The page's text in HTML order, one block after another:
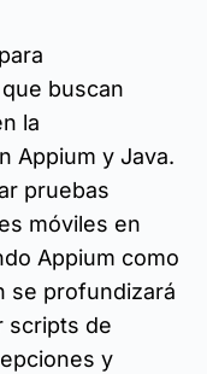
buscan
la
Appium y Java.
pruebas
móviles en
Appium como
se profundizará
scripts de
y